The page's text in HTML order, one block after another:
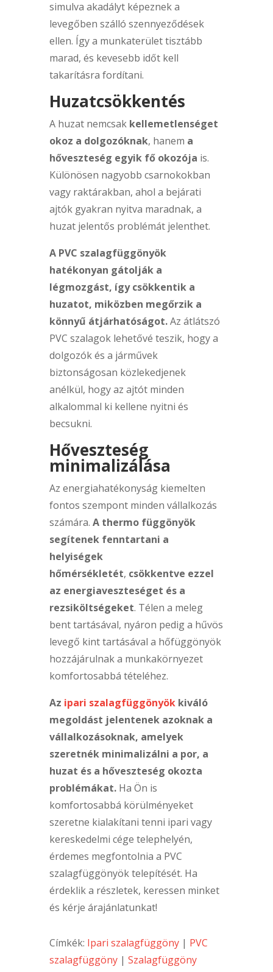
simulva akadályt képeznek a
levegőben szálló szennyeződések
ellen. Így a munkaterület tisztább
marad, és kevesebb időt kell
takarításra fordítani.
Huzatcsökkentés
A huzat nemcsak kellemetlenséget
okoz a dolgozóknak, hanem a
hőveszteség egyik fő okozója is.
Különösen nagyobb csarnokokban
vagy raktárakban, ahol a bejárati
ajtók gyakran nyitva maradnak, a
huzat jelentős problémát jelenthet.
A PVC szalagfüggönyök
hatékonyan gátolják a
légmozgást, így csökkentik a
huzatot, miközben megőrzik a
könnyű átjárhatóságot.Az átlátszó
PVC szalagok lehetővé teszik, hogy a
dolgozók és a járművek
biztonságosan közlekedjenek
anélkül, hogy az ajtót minden
alkalommal ki kellene nyitni és
becsukni.
Hőveszteség
minimalizálása
Az energiahatékonyság kiemelten
fontos szempont minden vállalkozás
számára. A thermo függönyök
segítenek fenntartani a
helyiségek
hőmérsékletét, csökkentve ezzel
az energiaveszteséget és a
rezsiköltségeket. Télen a meleg
bent tartásával, nyáron pedig a hűvös
levegő kint tartásával a hőfüggönyök
hozzájárulnak a munkakörnyezet
komfortosabbá tételéhez.
Az ipari szalagfüggönyökkiváló
megoldást jelentenek azoknak a
vállalkozásoknak, amelyek
szeretnék minimalizálni a por, a
huzat és a hőveszteség okozta
problémákat. Ha Ön is
komfortosabbá körülményeket
szeretne kialakítani tenni ipari vagy
kereskedelmi cége telephelyén,
érdemes megfontolnia a PVC
szalagfüggönyök telepítését. Ha
érdeklik a részletek, keressen minket
és kérje árajánlatunkat!
Címkék: Ipari szalagfüggöny| PVC
szalagfüggöny| Szalagfüggöny